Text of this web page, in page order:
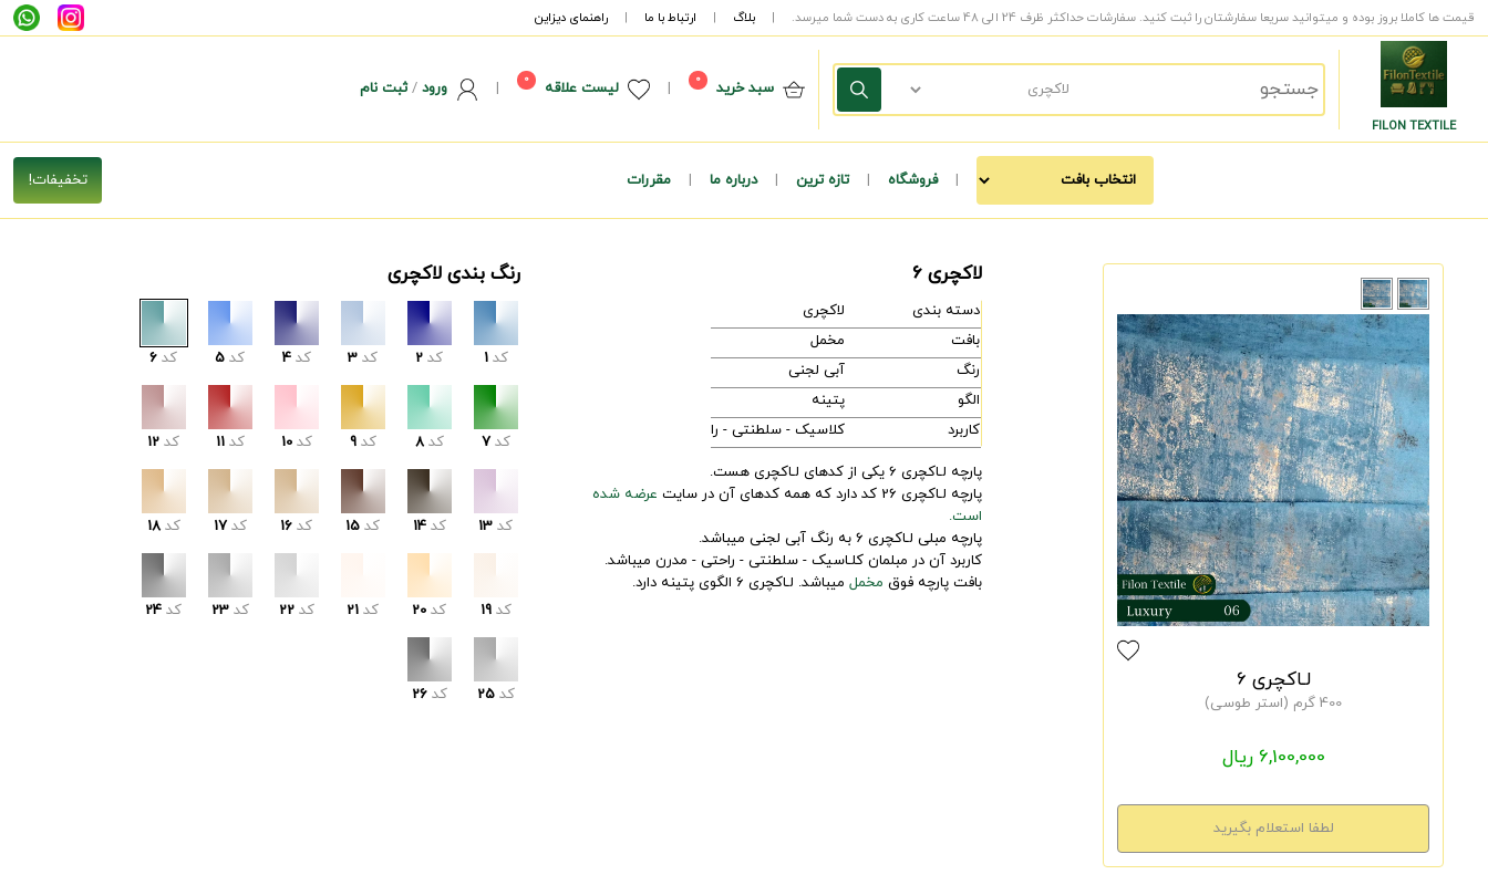
قیمت ها کاملا بروز بوده و میتوانید سریعا سفارشتان را ثبت کنید. سفارشات حداکثر ظرف 24 الی 48 ساعت کاری به دست شما میرسد. | بلاگ | ارتباط با ما | راهنمای دیزاین
FILON TEXTILE
سبد خرید 0
| لیست علاقه 0
| ورود/ثبت نام
| فروشگاه | تازه ترین | درباره ما | مقررات
لـاکچری 6
400 گرم (استر طوسی)
6,100,000 ریال
لاکچری 6
دسته بندی
لاکچری
بافت
مخمل
رنگ
آبی لجنی
الگو
پتینه
کاربرد
کلاسیک - سلطنتی - راحتی - مدرن
پارچه لـاکچری 6 یکی از کدهای لـاکچری هست.
پارچه لـاکچری 26 کد دارد که همه کدهای آن در سایت
عرضه شده
است.
پارچه مبلی لـاکچری 6 به رنگ آبی لجنی میباشد.
کاربرد آن در مبلمان کلـاسیک - سلطنتی - راحتی - مدرن میباشد.
بافت پارچه فوق مخمل میباشد. لـاکچری 6 الگوی پتینه دارد.
رنگ بندی لاکچری
کد 1 کد 2 کد 3 کد 4 کد 5 کد 6
کد 7 کد 8 کد 9 کد 10 کد 11 کد 12
کد 13 کد 14 کد 15 کد 16 کد 17 کد 18
کد 19 کد 20 کد 21 کد 22 کد 23 کد 24
کد 25 کد 26